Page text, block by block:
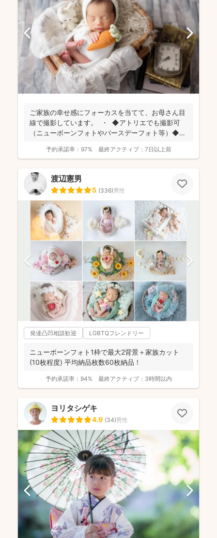
ご家族の幸せ感にフォーカスを当てて、お母さん目
線で撮影しています。 ・ ◆アトリエでも撮影可
（ニューボーンフォトやバースデーフォト等）◆
予約承諾率： 97% 最終アクティブ： 7日以上前
渡辺憲男
5 (336)男性
発達凸凹相談歓迎 LGBTQフレンドリー
ニューボーンフォト1枠で最大2背景＋家族カット
(10枚程度) 平均納品枚数60枚納品！
予約承諾率： 94% 最終アクティブ： 3時間以内
ヨリタシゲキ
4.9 (34)男性